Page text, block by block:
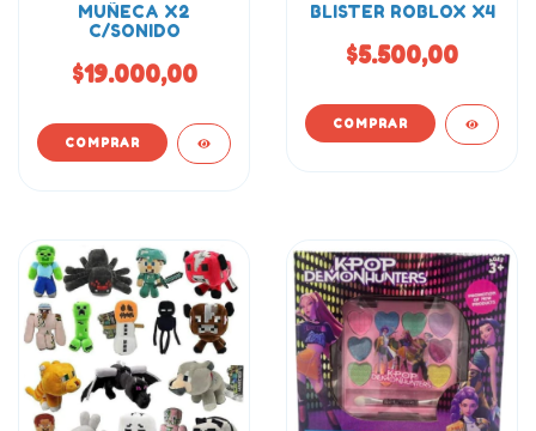
MUÑECA X2
C/SONIDO
$19.000,00
BLISTER ROBLOX X4
$5.500,00